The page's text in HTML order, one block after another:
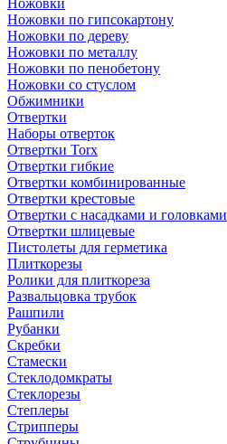
Ножовки
Ножовки по гипсокартону
Ножовки по дереву
Ножовки по металлу
Ножовки по пенобетону
Ножовки со стуслом
Обжимники
Отвертки
Наборы отверток
Отвертки Torx
Отвертки гибкие
Отвертки комбинированные
Отвертки крестовые
Отвертки с насадками и головками
Отвертки шлицевые
Пистолеты для герметика
Плиткорезы
Ролики для плиткореза
Развальцовка трубок
Рашпили
Рубанки
Скребки
Стамески
Стеклодомкраты
Стеклорезы
Степлеры
Стрипперы